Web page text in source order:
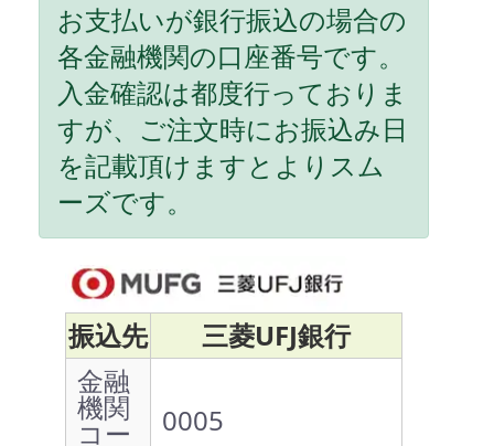
お支払いが銀行振込の場合の
各金融機関の口座番号です。
入金確認は都度行っておりま
すが、ご注文時にお振込み日
を記載頂けますとよりスム
ーズです。
振込先
三菱UFJ銀行
金融
機関
コー 0005